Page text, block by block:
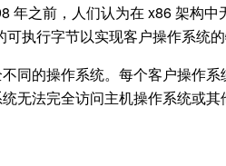
年之前，人们认为在 x86 架构
执行字节以实现客户操作系统的
同的操作系统。每个客户操作
无法完全访问主机操作系统或其